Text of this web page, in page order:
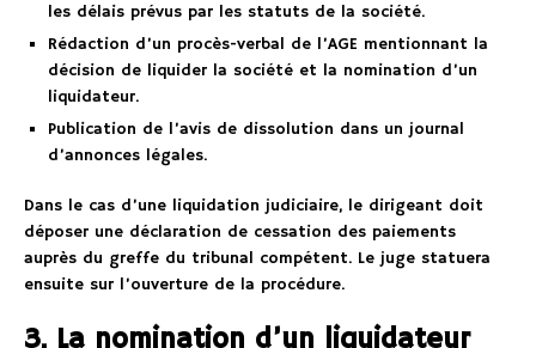
les délais prévus par les statuts de la société.
Rédaction d’un procès-verbal de l’AGE mentionnant la
décision de liquider la société et la nomination d’un
liquidateur.
Publication de l’avis de dissolution dans un journal
d’annonces légales.
Dans le cas d’une liquidation judiciaire, le dirigeant doit
déposer une déclaration de cessation des paiements
auprès du greffe du tribunal compétent. Le juge statuera
ensuite sur l’ouverture de la procédure.
3. La nomination d’un liquidateur